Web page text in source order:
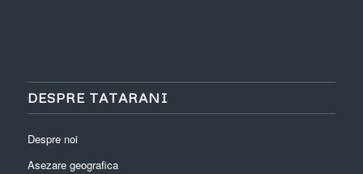
DESPRE TATARANI
Despre noi
Asezare geografica